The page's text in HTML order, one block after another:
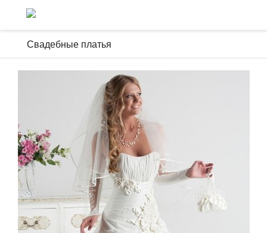
Свадебные платья